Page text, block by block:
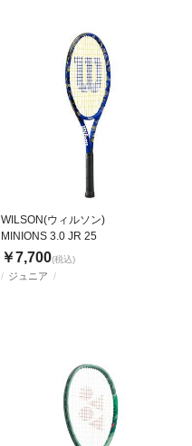
ジュニア
WILSON(ウィルソン)
MINIONS 3.0 JR 25
￥7,700(税込)